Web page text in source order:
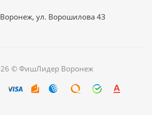
ул. Ворошилова 43
© ФишЛидер Воронеж